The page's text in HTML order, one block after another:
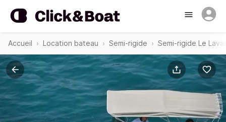
Accueil Location bateau Semi-rigide Semi-rigide Le